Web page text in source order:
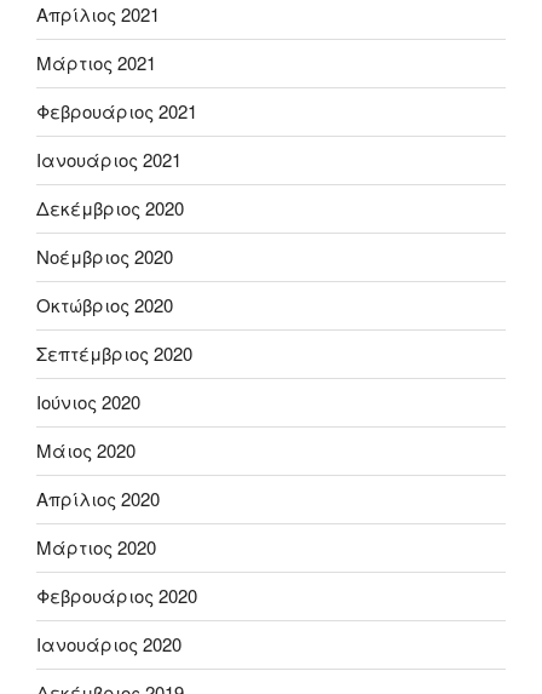
Απρίλιος 2021
Μάρτιος 2021
Φεβρουάριος 2021
Ιανουάριος 2021
Δεκέμβριος 2020
Νοέμβριος 2020
Οκτώβριος 2020
Σεπτέμβριος 2020
Ιούνιος 2020
Μάιος 2020
Απρίλιος 2020
Μάρτιος 2020
Φεβρουάριος 2020
Ιανουάριος 2020